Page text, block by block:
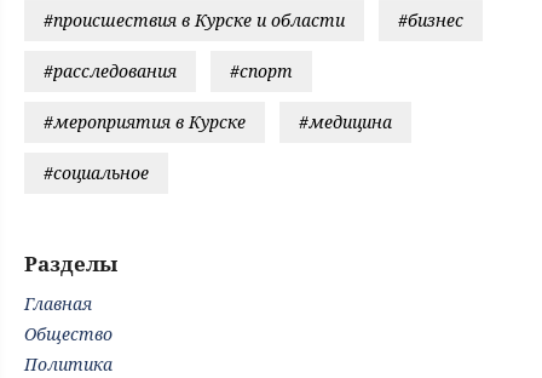
#происшествия в Курске и области #бизнес
#расследования #спорт
#мероприятия в Курске #медицина
#социальное
Разделы
Главная
Общество
Политика